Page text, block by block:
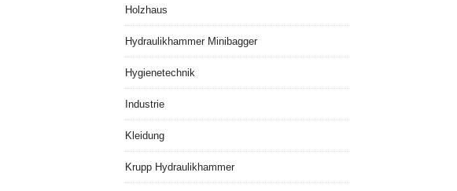
Holzhaus
Hydraulikhammer Minibagger
Hygienetechnik
Industrie
Kleidung
Krupp Hydraulikhammer